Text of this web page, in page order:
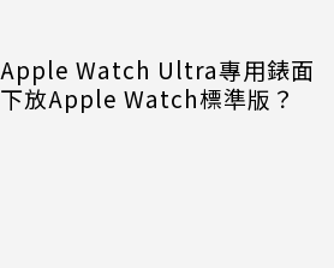
Apple Watch Ultra專用錶面
下放Apple Watch標準版？